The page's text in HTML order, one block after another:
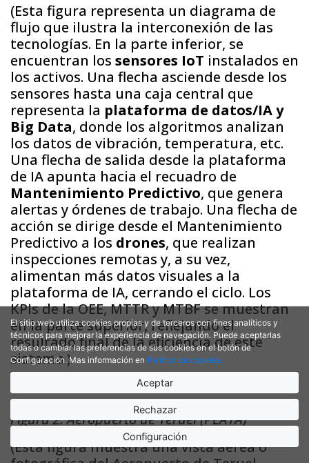
(Esta figura representa un diagrama de
flujo que ilustra la interconexión de las
tecnologías. En la parte inferior, se
encuentran los sensores IoT instalados en
los activos. Una flecha asciende desde los
sensores hasta una caja central que
representa la plataforma de datos/IA y
Big Data, donde los algoritmos analizan
los datos de vibración, temperatura, etc.
Una flecha de salida desde la plataforma
de IA apunta hacia el recuadro de
Mantenimiento Predictivo, que genera
alertas y órdenes de trabajo. Una flecha de
acción se dirige desde el Mantenimiento
Predictivo a los drones, que realizan
inspecciones remotas y, a su vez,
alimentan más datos visuales a la
plataforma de IA, cerrando el ciclo. Los
KPIs de la OEE, MTTR y MTBF se muestran
en la parte superior, reflejando el
resultado final de la eficiencia de este
sistema.)
Figura 2: Aeropuerto de Teruel (PLATA)
(Esta figura muestra una vista aérea o
El sitio web utiliza cookies propias y de terceros con fines analíticos y
técnicos para mejorar la experiencia de navegación. Puede aceptarlas
todas o cambiar las preferencias de sus cookies en el botón de
Configuración. Mas información en Política de cookies.
Aceptar
Rechazar
Configuración